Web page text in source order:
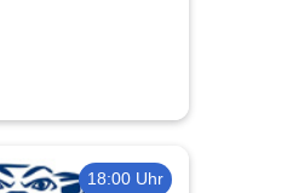
18:00 Uhr